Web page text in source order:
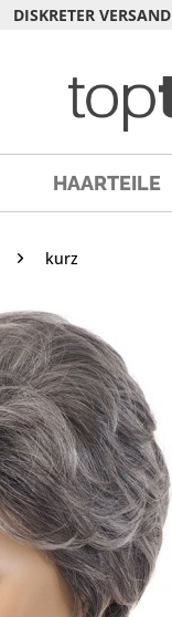
DISKRETER VERSAND
HAARTEILE
kurz